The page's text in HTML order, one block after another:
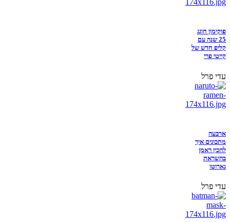
פוקימון חוגג
25 שנה עם
קליפ חדש של
קייטי פרי
עדי פרל
ארבעה
מתכונים איך
להכין ראמן
בהשראת
נארוטו
עדי פרל